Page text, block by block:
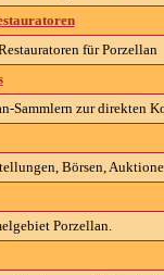
für Porzellan
Sammlern zur direkten
Börsen,
Porzellan.